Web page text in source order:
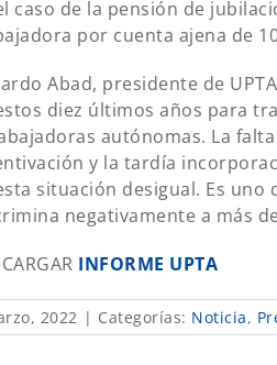
caso de la pensión de
por cuenta ajena de
Abad, presidente de
diez últimos años para
autónomas. La
y la tardía
situación desigual. Es
negativamente a más
INFORME UPTA
2022 | Categorías: Noticia,